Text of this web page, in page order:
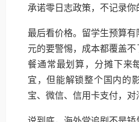
承诺零日志政策，不记录你
最后看价格。留学生预算
元的要警惕，成本都覆盖
餐通常最划算，分摊下来
宜，但能解锁整个国内的
宝、微信、信用卡支付，对